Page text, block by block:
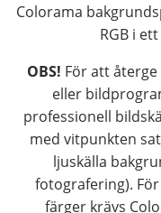
Colorama
RGB i
OBS! För att
eller
professionell
med vitpunkten
ljuskälla
fotografering).
färger krävs